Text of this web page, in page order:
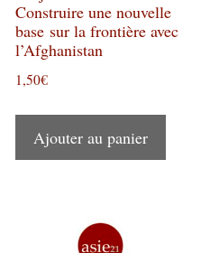
Construire une nouvelle
base sur la frontière avec
l’Afghanistan
1,50€
Ajouter au panier